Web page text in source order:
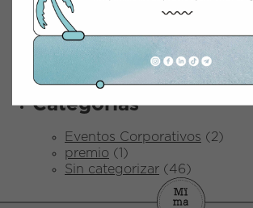
junio 2023
abril 2023
octubre 2022
abril 2022
diciembre 2021
Categorías
Eventos Corporativos (2)
premio (1)
Sin categorizar (46)